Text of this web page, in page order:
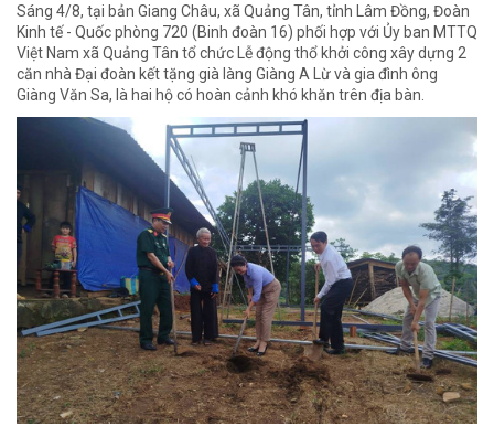
Sáng 4/8, tại bản Giang Châu, xã Quảng Tân, tỉnh Lâm Đồng, Đoàn
Kinh tế - Quốc phòng 720 (Binh đoàn 16) phối hợp với Ủy ban MTTQ
Việt Nam xã Quảng Tân tổ chức Lễ động thổ khởi công xây dựng 2
căn nhà Đại đoàn kết tặng già làng Giàng A Lừ và gia đình ông
Giàng Văn Sa, là hai hộ có hoàn cảnh khó khăn trên địa bàn.